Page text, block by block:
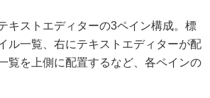
ストエディターの3ペイン構成。標
ル一覧、右にテキストエディターが配
覧を上側に配置するなど、各ペインの